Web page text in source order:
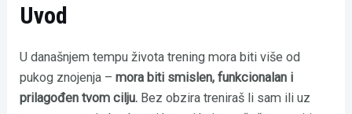
Uvod
U današnjem tempu života trening mora biti više od
pukog znojenja –mora biti smislen, funkcionalan i
prilagođen tvom cilju. Bez obzira treniraš li sam ili uz